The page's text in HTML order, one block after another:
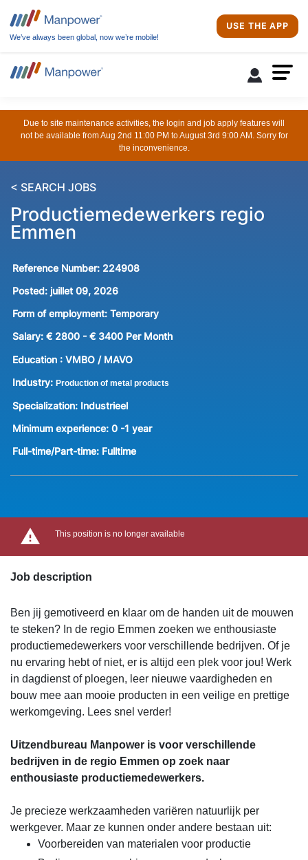
We’ve always been global, now we’re mobile!
USE THE APP
Due to site maintenance activities, the login and job apply features will
not be available from Aug 2nd 11:00 PM to August 3rd 9:00 AM. Sorry for
the inconvenience.
< SEARCH JOBS
Productiemedewerkers regio
Emmen
Reference Number: 224908
Posted: juillet 09, 2026
Form of employment: Temporary
Salary: € 2800 - € 3400 Per Month
Education : VMBO / MAVO
Industry: Production of metal products
Specialization: Industrieel
Minimum experience: 0 -1 year
Full-time/Part-time: Fulltime
This position is no longer available
Job description
Ben jij gemotiveerd en klaar om de handen uit de mouwen
te steken? In de regio Emmen zoeken we enthousiaste
productiemedewerkers voor verschillende bedrijven. Of je
nu ervaring hebt of niet, er is altijd een plek voor jou! Werk
in dagdienst of ploegen, leer nieuwe vaardigheden en
bouw mee aan mooie producten in een veilige en prettige
werkomgeving. Lees snel verder!
Uitzendbureau Manpower is voor verschillende
bedrijven in de regio Emmen op zoek naar
enthousiaste productiemedewerkers.
Je precieze werkzaamheden variëren natuurlijk per
werkgever. Maar ze kunnen onder andere bestaan uit:
Voorbereiden van materialen voor productie